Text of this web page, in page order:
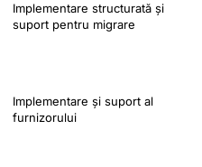
Implementare structurată și
suport pentru migrare
Implementare și suport al
furnizorului